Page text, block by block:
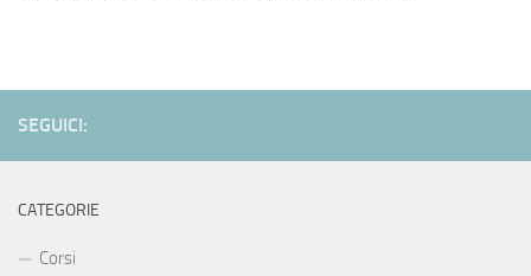
SEGUICI:
CATEGORIE
Corsi